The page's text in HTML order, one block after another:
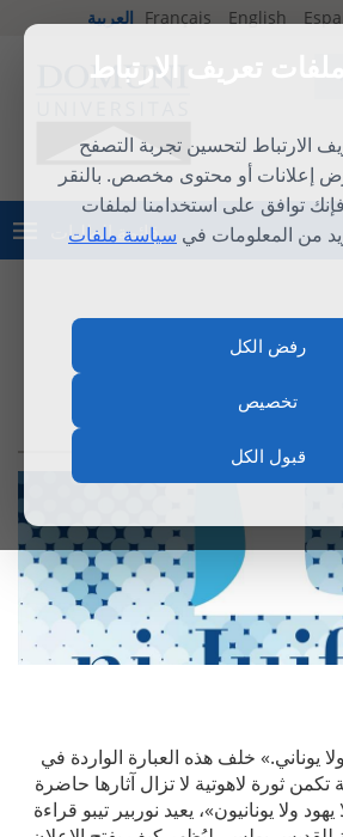
تعريف الارتباط
الارتباط لتحسين تجربة التصفح
إعلانات أو محتوى مخصص. بالنقر
توافق على استخدامنا لملفات
من المعلومات في سياسة ملفات
رفض الكل
تخصيص
قبول الكل
Français English العربية
قائمة الطلبات
بولس
يوناني.» خلف هذه العبارة الواردة في
ثورة لاهوتية لا تزال آثارها حاضرة
ولا يونانيون»، يعيد نوربير تيبو قراءة